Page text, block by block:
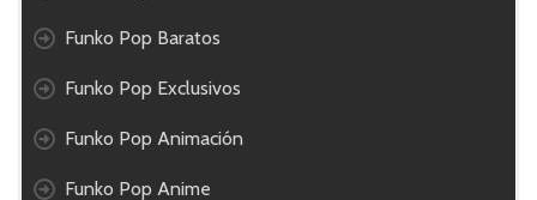
Funko Pop Baratos
Funko Pop Exclusivos
Funko Pop Animación
Funko Pop Anime